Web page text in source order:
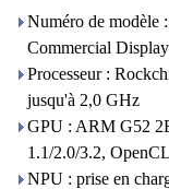
Numéro de modèle
Commercial
Processeur :
jusqu'à 2,0 GHz
GPU : ARM G52
1.1/2.0/3.2,
NPU : prise en